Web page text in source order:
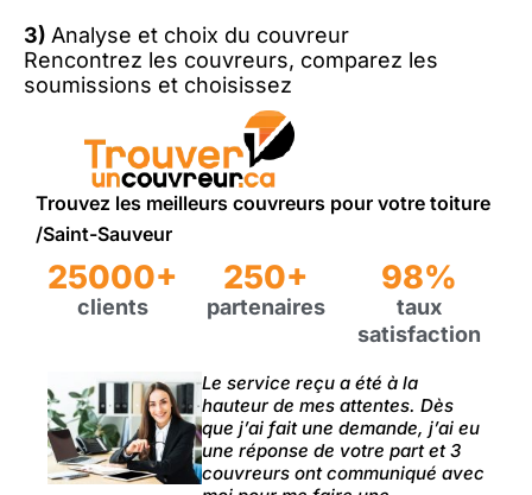
3) Analyse et choix du couvreur
Rencontrez les couvreurs, comparez les
soumissions et choisissez
Trouvez les meilleurs couvreurs pour votre toiture
/Saint-Sauveur
25000+
clients
250+
partenaires
98%
taux
satisfaction
Le service reçu a été à la
hauteur de mes attentes. Dès
que j’ai fait une demande, j’ai eu
une réponse de votre part et 3
couvreurs ont communiqué avec